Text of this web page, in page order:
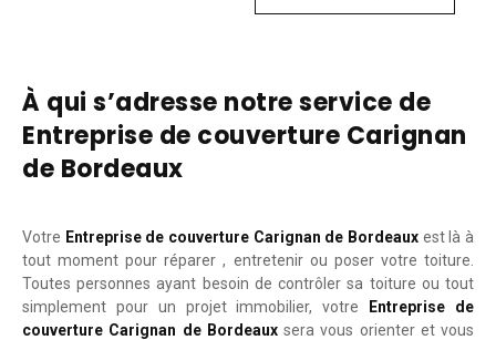
À qui s’adresse notre service de
Entreprise de couverture Carignan
de Bordeaux
Votre Entreprise de couverture Carignan de Bordeaux est là à
tout moment pour réparer , entretenir ou poser votre toiture.
Toutes personnes ayant besoin de contrôler sa toiture ou tout
simplement pour un projet immobilier, votre Entreprise de
couverture Carignan de Bordeauxsera vous orienter et vous